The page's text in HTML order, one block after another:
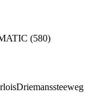
(580)
Driemanssteeweg